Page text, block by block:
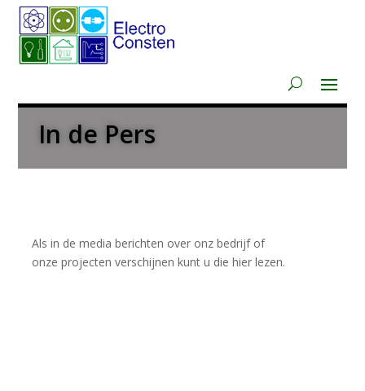
In de Pers
Als in de media berichten over onz bedrijf of
onze projecten verschijnen kunt u die hier lezen.